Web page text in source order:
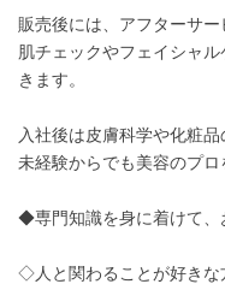
販売後には、アフターサー
肌チェックやフェイシャ
きます。
入社後は皮膚科学や化粧
未経験からでも美容のプロ
◆専門知識を身に着けて
◇人と関わることが好きな